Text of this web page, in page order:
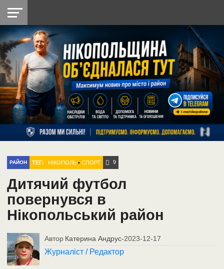
НІКОПОЛЬ
РАЙОН
СІЧЕСЛАВСЬКА
УКРАЇНА
РЕТРО
НІКОПОЛЬ
ЛАЙТ
УКРАЇНА
ДОПОМОГА
РАДІО
РАЙОН ТЕГ: НІКОПОЛЬ •СПОРТ 9
Дитячий футбол
повернувся в
Нікопольський район
Автор Катерина Андрус-2023-12-17
Журналіст / Редактор